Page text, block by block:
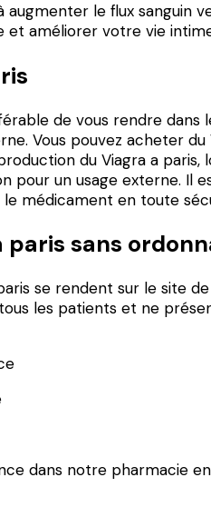
augmenter le flux
et améliorer votre vie
de vous rendre
Vous pouvez acheter
du Viagra a
pour un usage externe.
médicament en toute
sans
se rendent sur le site
les patients et ne
dans notre pharmacie